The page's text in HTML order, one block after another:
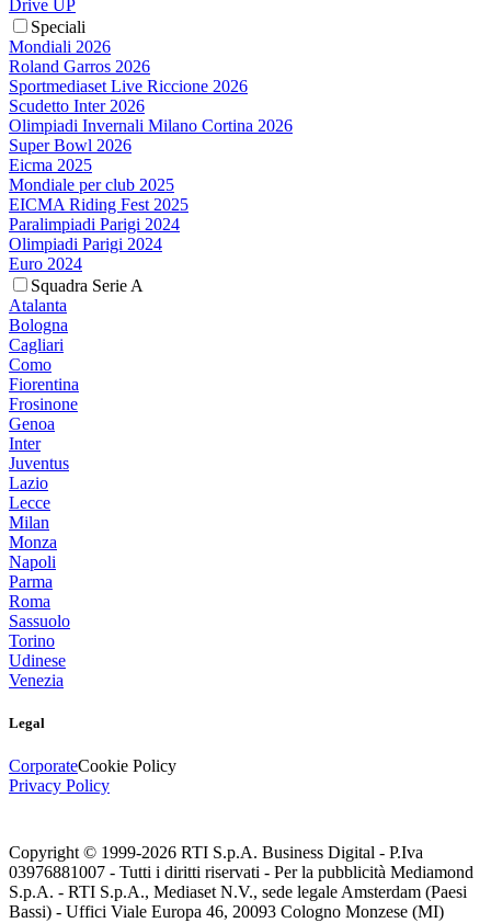
Drive UP
Speciali
Mondiali 2026
Roland Garros 2026
Sportmediaset Live Riccione 2026
Scudetto Inter 2026
Olimpiadi Invernali Milano Cortina 2026
Super Bowl 2026
Eicma 2025
Mondiale per club 2025
EICMA Riding Fest 2025
Paralimpiadi Parigi 2024
Olimpiadi Parigi 2024
Euro 2024
Squadra Serie A
Atalanta
Bologna
Cagliari
Como
Fiorentina
Frosinone
Genoa
Inter
Juventus
Lazio
Lecce
Milan
Monza
Napoli
Parma
Roma
Sassuolo
Torino
Udinese
Venezia
Legal
CorporateCookie Policy
Privacy Policy
Copyright © 1999-2026 RTI S.p.A. Business Digital - P.Iva
03976881007 - Tutti i diritti riservati - Per la pubblicità Mediamond
S.p.A. - RTI S.p.A., Mediaset N.V., sede legale Amsterdam (Paesi
Bassi) - Uffici Viale Europa 46, 20093 Cologno Monzese (MI)